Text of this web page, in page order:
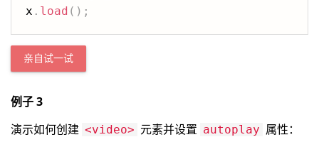
x . load ( ) ;
亲自试一试
例子 3
演示如何创建 <video> 元素并设置 autoplay 属性：